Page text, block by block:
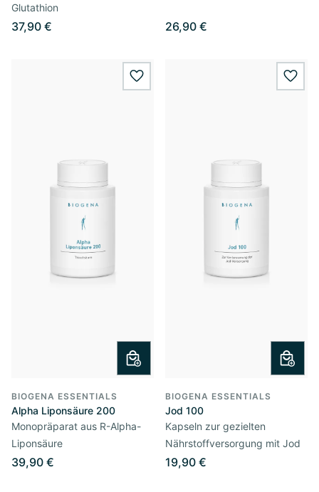
Glutathion
37,90 € 26,90 €
wishlist.add
BIOGENA ESSENTIALS
Alpha Liponsäure 200
Monopräparat aus R-Alpha-
Liponsäure
39,90 €
BIOGENA ESSENTIALS
Jod 100
Kapseln zur gezielten
Nährstoffversorgung mit Jod
19,90 €